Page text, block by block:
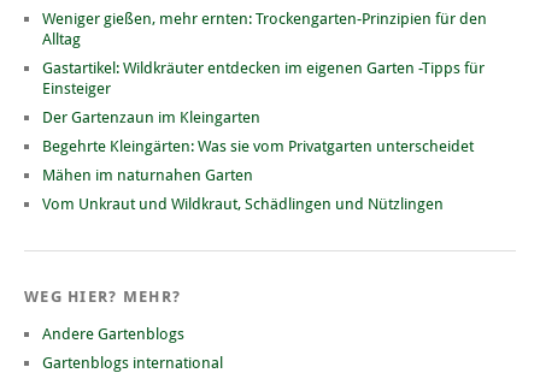
Weniger gießen, mehr ernten: Trockengarten-Prinzipien für den
Alltag
Gastartikel: Wildkräuter entdecken im eigenen Garten -Tipps für
Einsteiger
Der Gartenzaun im Kleingarten
Begehrte Kleingärten: Was sie vom Privatgarten unterscheidet
Mähen im naturnahen Garten
Vom Unkraut und Wildkraut, Schädlingen und Nützlingen
WEG HIER? MEHR?
Andere Gartenblogs
Gartenblogs international